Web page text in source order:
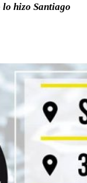
lo hizo Santiago